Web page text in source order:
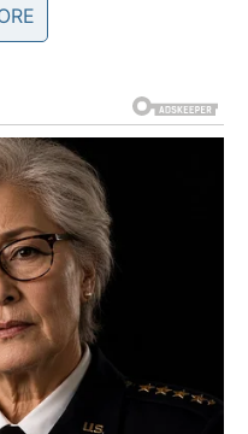
trenuci.
pažnjom i iskrenim
spontano, ali će vrlo
donijeti osjećaj
može trajati cijeli život.
zajedničke
donosi mnogo